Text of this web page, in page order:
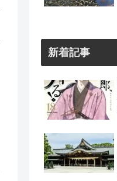
新着記事